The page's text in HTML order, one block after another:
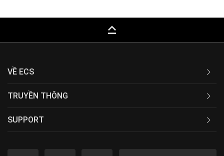
keyboard_capslock
VỀ ECS
TRUYỀN THÔNG
SUPPORT